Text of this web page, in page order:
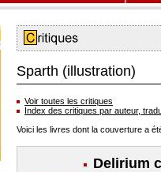
Sparth (illustration)
Voir toutes les critiques
Index des critiques par auteur,
Voici les livres dont la couverture a
Delirium